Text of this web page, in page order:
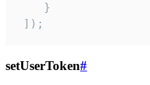
    }
]);
setUserToken#